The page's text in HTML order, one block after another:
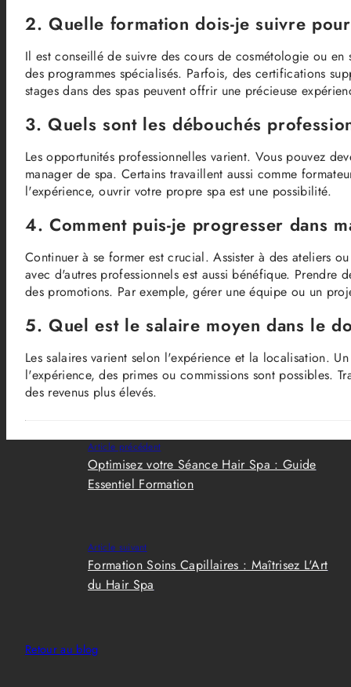
2. Quelle formation dois-je suivre
Il est conseillé de suivre des cours de cosmétologie ou
des programmes spécialisés. Parfois, des certifications
stages dans des spas peuvent offrir une précieuse
3. Quels sont les débouchés
Les opportunités professionnelles varient. Vous pouvez
manager de spa. Certains travaillent aussi comme
l'expérience, ouvrir votre propre spa est une possibilité.
4. Comment puis-je progresser dans
Continuer à se former est crucial. Assister à des ateliers
avec d'autres professionnels est aussi bénéfique. Prendre
des promotions. Par exemple, gérer une équipe ou un
5. Quel est le salaire moyen dans le
Les salaires varient selon l'expérience et la localisation.
l'expérience, des primes ou commissions sont possibles.
des revenus plus élevés.
Article précédent
Optimisez votre Séance Hair Spa : Guide
Essentiel Formation
Article suivant
Formation Soins Capillaires : Maîtrisez L'Art
du Hair Spa
Retour au blog